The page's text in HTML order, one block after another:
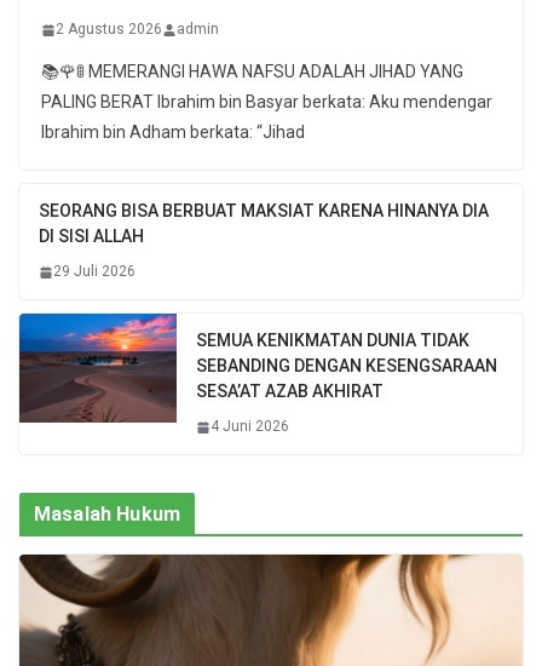
2 Agustus 2026 admin
📚🌹🚦 MEMERANGI HAWA NAFSU ADALAH JIHAD YANG
PALING BERAT Ibrahim bin Basyar berkata: Aku mendengar
Ibrahim bin Adham berkata: “Jihad
SEORANG BISA BERBUAT MAKSIAT KARENA HINANYA DIA
DI SISI ALLAH
29 Juli 2026
SEMUA KENIKMATAN DUNIA TIDAK
SEBANDING DENGAN KESENGSARAAN
SESA’AT AZAB AKHIRAT
4 Juni 2026
Masalah Hukum